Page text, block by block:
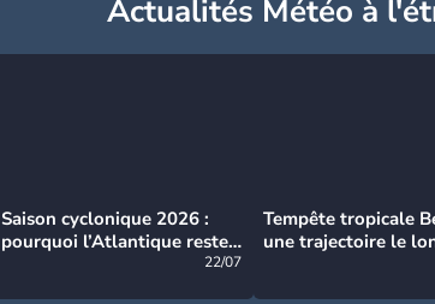
Actualités Météo à
Saison cyclonique 2026 :
pourquoi l’Atlantique reste
22/07
Tempête tropicale
une trajectoire le